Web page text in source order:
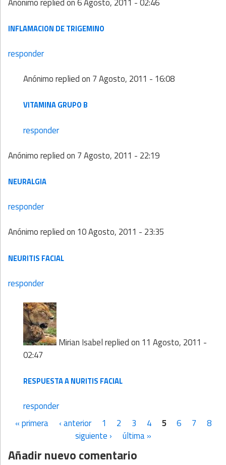
INFLAMACION DE TRIGEMINO
responder
Anónimoreplied on 7 Agosto, 2011 - 16:08
VITAMINA GRUPO B
responder
Anónimoreplied on 7 Agosto, 2011 - 22:19
NEURALGIA
responder
Anónimoreplied on 10 Agosto, 2011 - 23:35
NEURITIS FACIAL
responder
Mirian Isabelreplied on 11 Agosto, 2011 -
02:47
RESPUESTA A NURITIS FACIAL
responder
Páginas
« primera ‹ anterior 1 2 3 4 5 6 7
8
siguiente ›
última »
Añadir nuevo comentario